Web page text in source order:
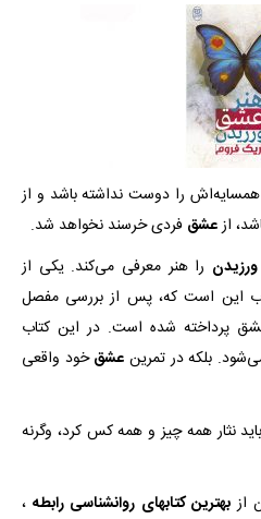
همسایه‌اش را دوست نداشته باشد و از
ازعشق فردی خرسند نخواهد شد.
را هنر معرفی می‌کند. یکی از
این است که، پس از بررسی مفصل
پرداخته شده است. در این کتاب
بلکه در تمرین عشقخود واقعی
نثار همه چیز و همه کس کرد، وگرنه
ازبهترین کتابهای روانشناسی رابطه،